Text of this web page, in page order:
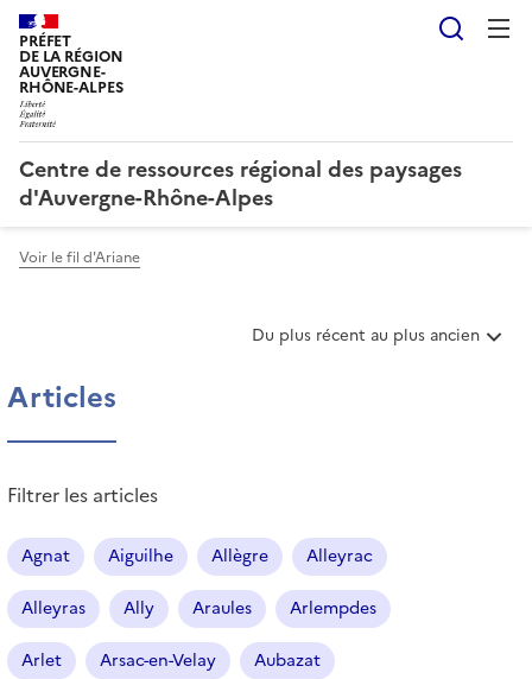
PRÉFET
DE LA RÉGION
AUVERGNE-
RHÔNE-ALPES
Centre de ressources régional des paysages
d'Auvergne-Rhône-Alpes
Voir le fil d'Ariane
T
t
i
c
l
e
Du plus récent au plus ancien
Articles
Filtrer les articles
Agnat Aiguilhe Allègre Alleyrac
Alleyras Ally Araules Arlempdes
Arlet Arsac-en-Velay Aubazat